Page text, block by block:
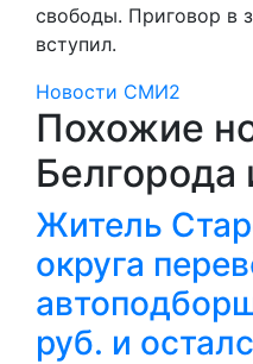
свободы. Приговор в
вступил.
Новости СМИ2
Похожие
Белгорода
Житель
округа
руб. и